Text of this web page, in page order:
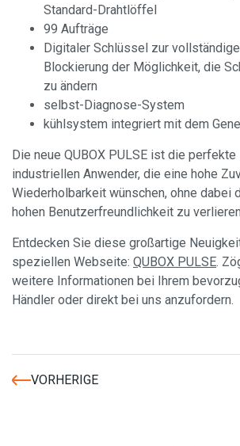
Standard-Drahtlöffel
99 Aufträge
Digitaler Schlüssel zur
Blockierung der Möglichkeit, die
zu ändern
selbst-Diagnose-System
kühlsystem integriert mit dem
Die neue QUBOX PULSE ist die
industriellen Anwender, die eine hohe
Wiederholbarkeit wünschen, ohne dabei
hohen Benutzerfreundlichkeit zu
Entdecken Sie diese großartige
speziellen Webseite: QUBOX PULSE.
weitere Informationen bei Ihrem
Händler oder direkt bei uns anzufordern.
VORHERIGE